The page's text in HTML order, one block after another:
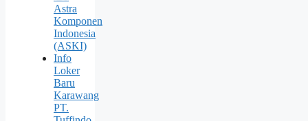
Astra
Komponen
Indonesia
(ASKI)
Info
Loker
Baru
Karawang
PT.